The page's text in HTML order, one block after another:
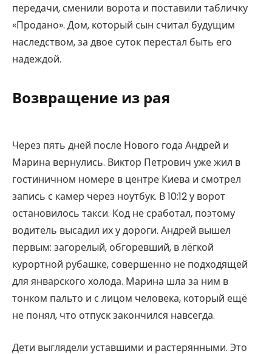
передачи, сменили ворота и поставили табличку
«Продано». Дом, который сын считал будущим
наследством, за двое суток перестал быть его
надеждой.
Возвращение из рая
Через пять дней после Нового года Андрей и
Марина вернулись. Виктор Петрович уже жил в
гостиничном номере в центре Киева и смотрел
запись с камер через ноутбук. В 10:12 у ворот
остановилось такси. Код не сработал, поэтому
водитель высадил их у дороги. Андрей вышел
первым: загорелый, обгоревший, в лёгкой
курортной рубашке, совершенно не подходящей
для январского холода. Марина шла за ним в
тонком пальто и с лицом человека, который ещё
не понял, что отпуск закончился навсегда.
Дети выглядели уставшими и растерянными. Это